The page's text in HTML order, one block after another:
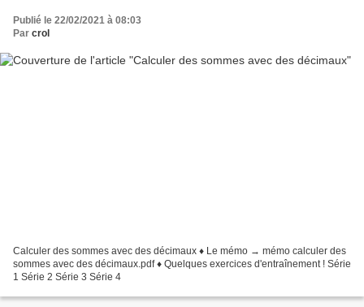
Publié le 22/02/2021 à 08:03
Par crol
Calculer des sommes avec des décimaux ♦ Le mémo → mémo calculer des
sommes avec des décimaux.pdf ♦ Quelques exercices d'entraînement ! Série
1 Série 2 Série 3 Série 4